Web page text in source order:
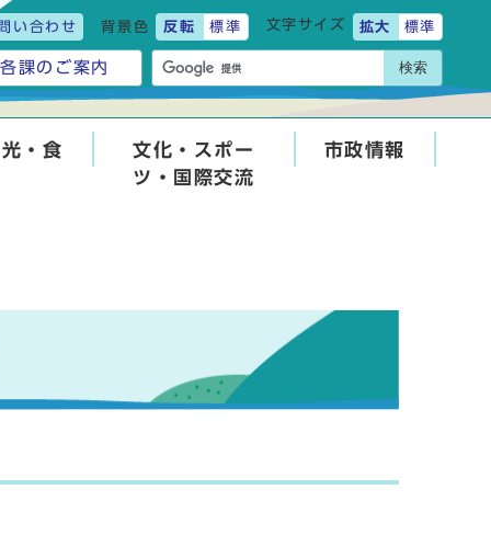
い合わせ 背景色 反転 標準 文字サイズ 拡大 標準
各課のご案内 検索
・食
文化・スポー
ツ・国際交流
市政情報